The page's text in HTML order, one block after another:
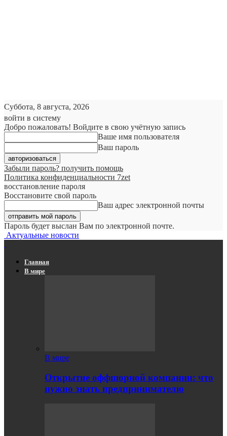
Суббота, 8 августа, 2026
войти в систему
Добро пожаловать! Войдите в свою учётную запись
Ваше имя пользователя
Ваш пароль
Забыли пароль? получить помощь
Политика конфиденциальности 7zet
восстановление пароля
Восстановите свой пароль
Ваш адрес электронной почты
Пароль будет выслан Вам по электронной почте.
Актуальные новости
Главная
В мире
В мире
Открытие оффшорной компании: что
нужно знать предпринимателю